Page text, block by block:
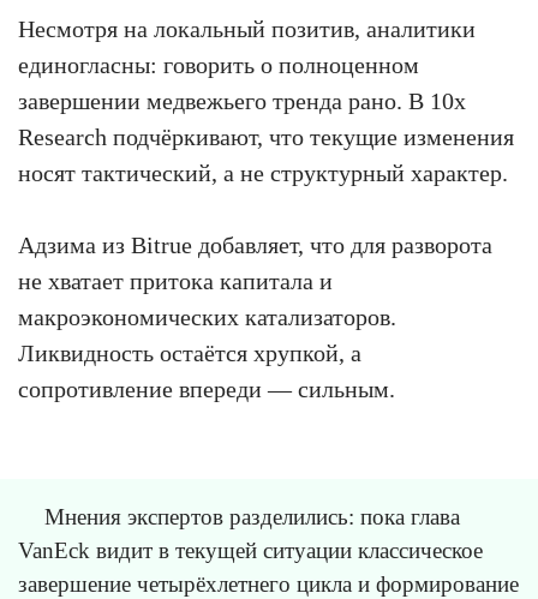
Несмотря на локальный позитив, аналитики
единогласны: говорить о полноценном
завершении медвежьего тренда рано. В 10x
Research подчёркивают, что текущие изменения
носят тактический, а не структурный характер.
Адзима из Bitrue добавляет, что для разворота
не хватает притока капитала и
макроэкономических катализаторов.
Ликвидность остаётся хрупкой, а
сопротивление впереди — сильным.
Мнения экспертов разделились: пока глава
VanEck видит в текущей ситуации классическое
завершение четырёхлетнего цикла и формирование